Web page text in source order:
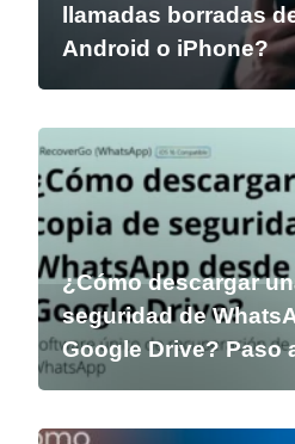
llamadas borradas
Android o iPhone?
¿Cómo descargar
seguridad de
Google Drive? Paso